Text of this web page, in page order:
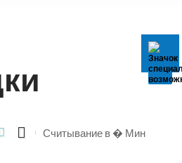
Считывание в � Мин